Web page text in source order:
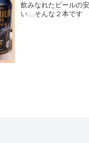
飲みなれたビールの
い…そんな２本です